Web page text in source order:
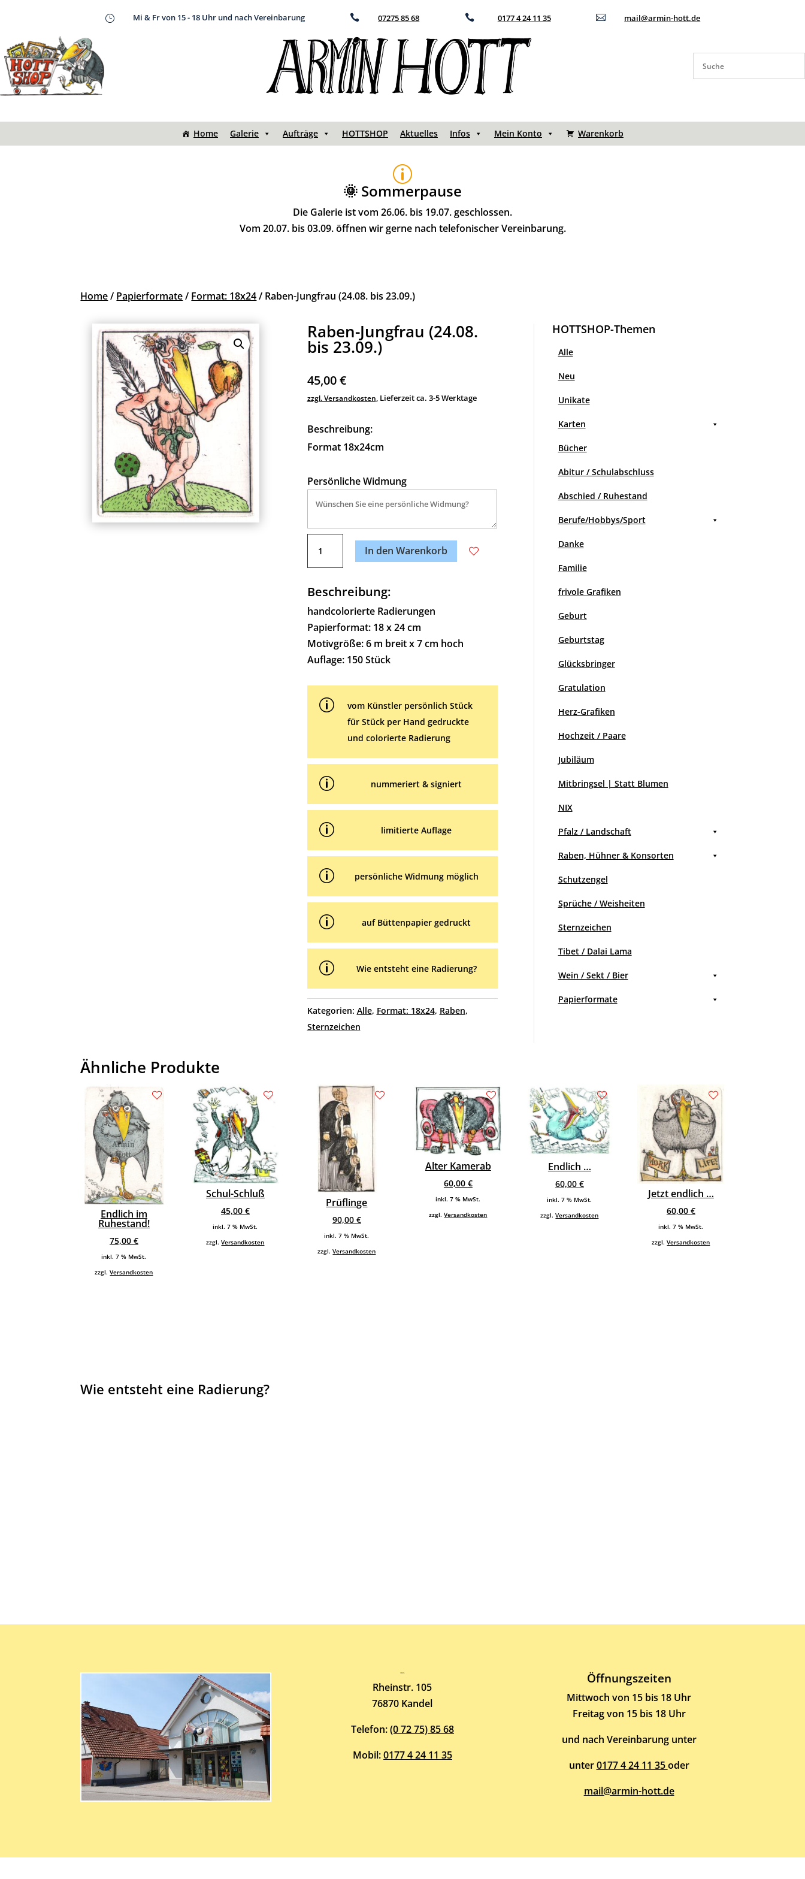
} Mi & Fr von 15 - 18 Uhr und nach Vereinbarung  07275 85 68  0177 4 24 11 35  mail@armin-hott.de
Home Galerie Aufträge HOTTSHOP Aktuelles Infos Mein Konto Warenkorb
p
🌞 Sommerpause
Die Galerie ist vom 26.06. bis 19.07. geschlossen.
Vom 20.07. bis 03.09. öffnen wir gerne nach telefonischer Vereinbarung.
Home/ Papierformate/ Format: 18x24/ Raben-Jungfrau (24.08. bis 23.09.)
Raben-Jungfrau (24.08.
bis 23.09.)
45,00€
zzgl. Versandkosten, Lieferzeit ca. 3-5 Werktage
Beschreibung:
Format 18x24cm
Persönliche Widmung
Jungfrau
bis
23.09.)
Menge
In den Warenkorb
A
r
n
a
t
i
e
Beschreibung:
handcolorierte Radierungen
Papierformat: 18 x 24 cm
Motivgröße: 6 m breit x 7 cm hoch
Auflage: 150 Stück
p
vom Künstler persönlich Stück
für Stück per Hand gedruckte
und colorierte Radierung
p nummeriert & signiert
p limitierte Auflage
p persönliche Widmung möglich
p auf Büttenpapier gedruckt
p Wie entsteht eine Radierung?
Kategorien: Alle, Format: 18x24, Raben,
Sternzeichen
HOTTSHOP-Themen
Alle
Neu
Unikate
Karten
Bücher
Abitur / Schulabschluss
Abschied / Ruhestand
Berufe/Hobbys/Sport
Danke
Familie
frivole Grafiken
Geburt
Geburtstag
Glücksbringer
Gratulation
Herz-Grafiken
Hochzeit / Paare
Jubiläum
Mitbringsel | Statt Blumen
NIX
Pfalz / Landschaft
Raben, Hühner & Konsorten
Schutzengel
Sprüche / Weisheiten
Sternzeichen
Tibet / Dalai Lama
Wein / Sekt / Bier
Papierformate
Ähnliche Produkte
Endlich im
Ruhestand!
75,00 €
inkl. 7 % MwSt.
zzgl.Versandkosten
Schul-Schluß
45,00 €
inkl. 7 % MwSt.
zzgl.Versandkosten
Prüflinge
90,00 €
inkl. 7 % MwSt.
zzgl.Versandkosten
Alter Kamerab
60,00 €
inkl. 7 % MwSt.
zzgl.Versandkosten
Endlich …
60,00 €
inkl. 7 % MwSt.
zzgl.Versandkosten
Jetzt endlich …
60,00 €
inkl. 7 % MwSt.
zzgl.Versandkosten
Wie entsteht eine Radierung?
Rheinstr. 105
76870 Kandel
Telefon:(0 72 75) 85 68
Mobil:0177 4 24 11 35
Öffnungszeiten
Mittwoch von 15 bis 18 Uhr
Freitag von 15 bis 18 Uhr
und nach Vereinbarung unter
unter0177 4 24 11 35oder
mail@armin-hott.de